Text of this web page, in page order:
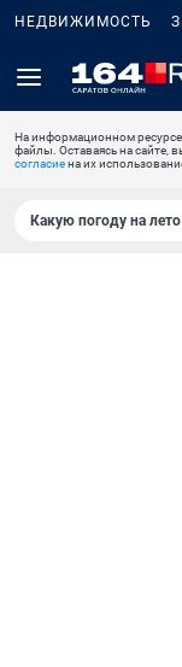
НЕДВИЖИМОСТЬ
На информационном
файлы. Оставаясь на сайте,
согласиена их
Какую погоду на